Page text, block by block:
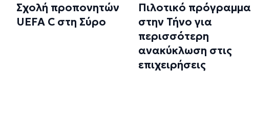
Σχολή προπονητών
UEFA C στη Σύρο
Πιλοτικό πρόγραμμα
στην Τήνο για
περισσότερη
ανακύκλωση στις
επιχειρήσεις